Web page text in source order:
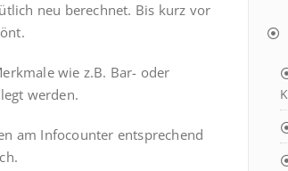
neu berechnet. Bis kurz vor
wie z.B. Bar- oder
werden.
am Infocounter entsprechend